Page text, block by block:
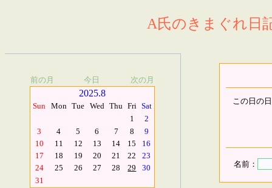
A氏のきまぐれ日
前の月 今日 次の月
2025.8
Sun Mon Tue Wed Thu Fri Sat
1
2
3
4 5 6 7 8
9
10
11 12 13 14 15
16
17
18 19 20 21 22
23
24
25 26 27 28 29
30
31
この日の
名前：